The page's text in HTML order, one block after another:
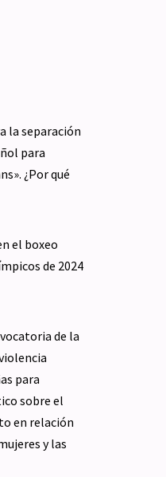
la separación
para
¿Por qué
el boxeo
de 2024
de la
para
sobre el
en relación
y las